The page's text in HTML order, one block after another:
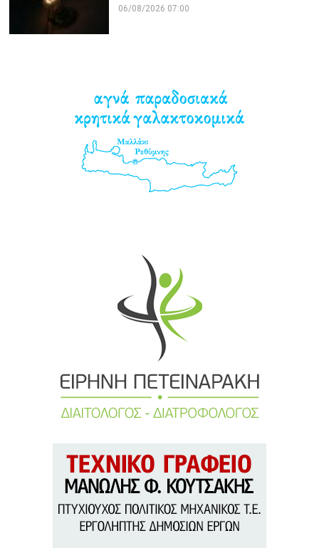
06/08/2026 07:00